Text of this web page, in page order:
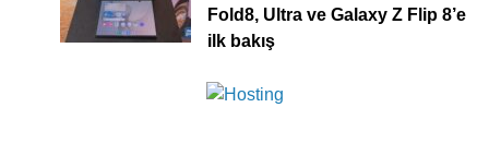
Fold8, Ultra ve Galaxy Z Flip 8’e
ilk bakış